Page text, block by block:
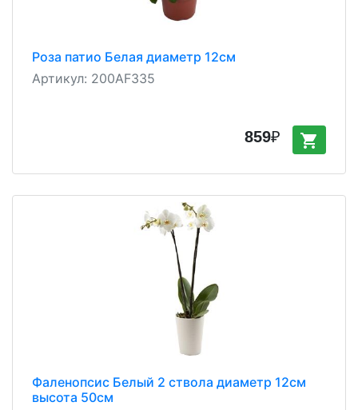
Роза патио Белая диаметр 12см
Артикул: 200AF335
859₽ shopping_cart
Фаленопсис Белый 2 ствола диаметр 12см
высота 50см